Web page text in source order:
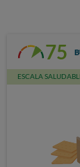
75
ESCALA